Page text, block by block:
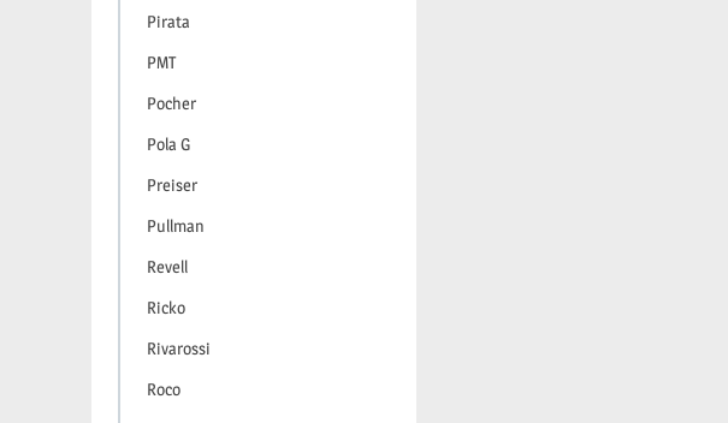
Pirata
PMT
Pocher
Pola G
Preiser
Pullman
Revell
Ricko
Rivarossi
Roco